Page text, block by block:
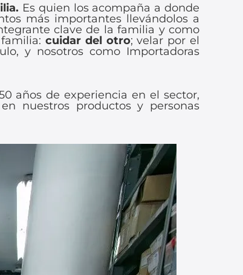
Es quien los acompaña a donde
más importantes llevándolos a
clave de la familia y como
familia:cuidar del otro; velar por el
y nosotros como Importadoras
años de experiencia en el sector,
nuestros productos y personas